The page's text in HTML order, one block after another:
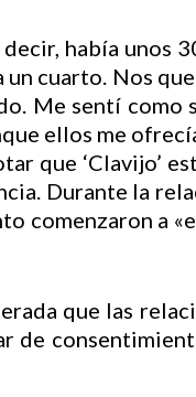
había unos
cuarto. Nos
Me sentí como
ellos me
que ‘Clavijo’
Durante la
comenzaron a
que las
de